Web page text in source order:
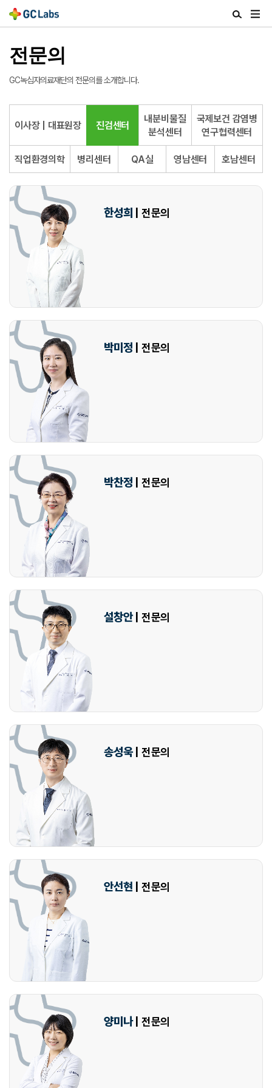
검
색
전문의
GC녹십자의료재단의 전문의를 소개합니다.
이사장 | 대표원장 진검센터
내분비물질
분석센터
국제보건 감염병
연구협력센터
직업환경의학 병리센터 QA실 영남센터 호남센터
한성희 | 전문의
박미정 | 전문의
박찬정 | 전문의
설창안 | 전문의
송성욱 | 전문의
안선현 | 전문의
양미나 | 전문의